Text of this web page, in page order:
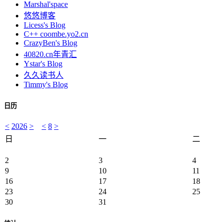
Marshal'space
悠悠博客
Licess's Blog
C++ coombe.yo2.cn
CrazyBen's Blog
40820.cn年青汇
Ystar's Blog
久久读书人
Timmy's Blog
日历
< 2026 > < 8 >
日
一 二
2 3
4
9
10
11
16
17
18
23
24
25
30
31